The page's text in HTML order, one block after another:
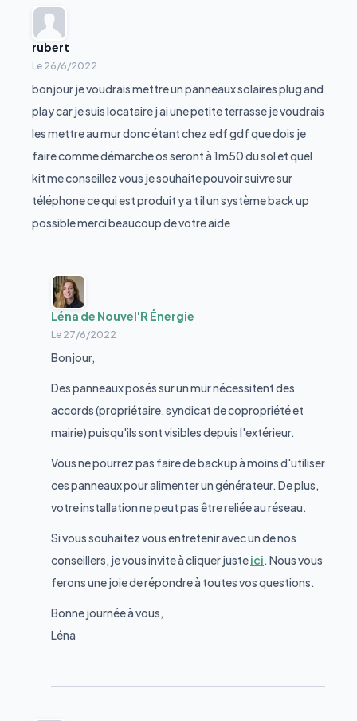
rubert
Le 26/6/2022
bonjour je voudrais mettre un panneaux solaires plug and
play car je suis locataire j ai une petite terrasse je voudrais
les mettre au mur donc étant chez edf gdf que dois je
faire comme démarche os seront à 1m50 du sol et quel
kit me conseillez vous je souhaite pouvoir suivre sur
téléphone ce qui est produit y a t il un système back up
possible merci beaucoup de votre aide
Léna de Nouvel'R Énergie
Le 27/6/2022
Bonjour,
Des panneaux posés sur un mur nécessitent des
accords (propriétaire, syndicat de copropriété et
mairie) puisqu'ils sont visibles depuis l'extérieur.
Vous ne pourrez pas faire de backup à moins d'utiliser
ces panneaux pour alimenter un générateur. De plus,
votre installation ne peut pas être reliée au réseau.
Si vous souhaitez vous entretenir avec un de nos
conseillers, je vous invite à cliquer justeici. Nous vous
ferons une joie de répondre à toutes vos questions.
Bonne journée à vous,
Léna